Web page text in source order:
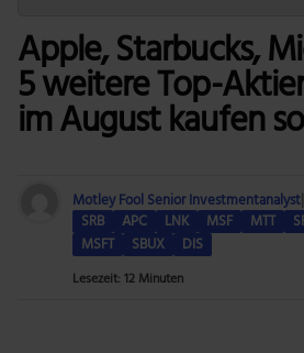
Apple, Starbucks,
5 weitere Top-
im August kaufen
Motley Fool Senior Investmentanalyst
SRB
APC LNK MSF MTT
MSFT
SBUX DIS
Lesezeit: 12 Minuten